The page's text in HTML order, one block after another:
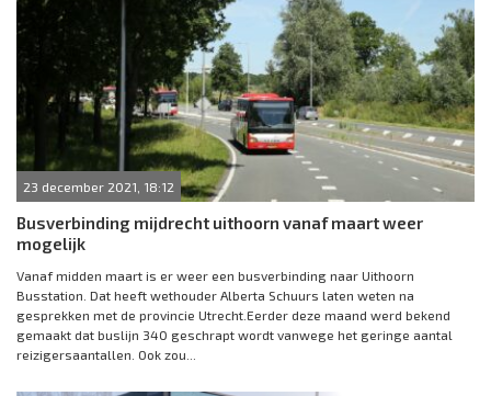
23 december 2021, 18:12
Busverbinding mijdrecht uithoorn vanaf maart weer
mogelijk
Vanaf midden maart is er weer een busverbinding naar Uithoorn
Busstation. Dat heeft wethouder Alberta Schuurs laten weten na
gesprekken met de provincie Utrecht.Eerder deze maand werd bekend
gemaakt dat buslijn 340 geschrapt wordt vanwege het geringe aantal
reizigersaantallen. Ook zou...